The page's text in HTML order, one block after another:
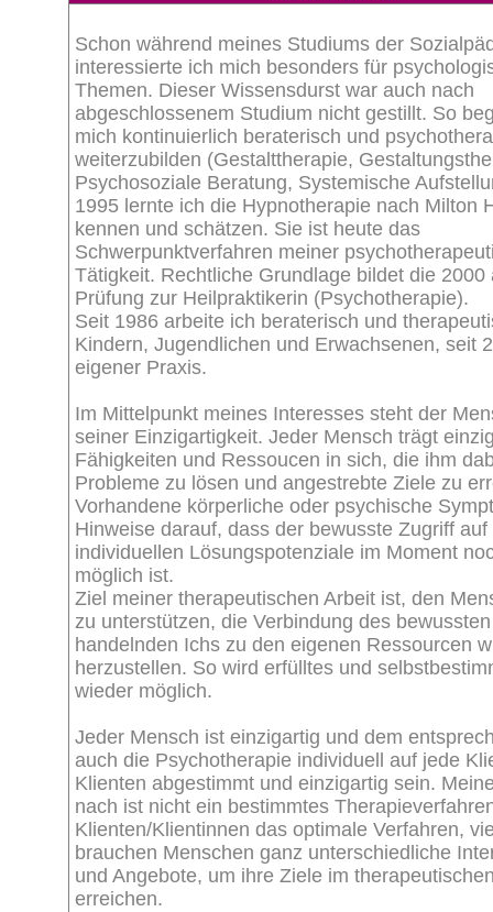
Schon während meines Studiums der
interessierte ich mich besonders für
Themen. Dieser Wissensdurst war auch nach
abgeschlossenem Studium nicht gestillt. So
mich kontinuierlich beraterisch und
weiterzubilden (Gestalttherapie,
Psychosoziale Beratung, Systemische
1995 lernte ich die Hypnotherapie nach Milton
kennen und schätzen. Sie ist heute das
Schwerpunktverfahren meiner
Tätigkeit. Rechtliche Grundlage bildet die 2000
Prüfung zur Heilpraktikerin (Psychotherapie).
Seit 1986 arbeite ich beraterisch und
Kindern, Jugendlichen und Erwachsenen, seit
eigener Praxis.
Im Mittelpunkt meines Interesses steht der
seiner Einzigartigkeit. Jeder Mensch trägt
Fähigkeiten und Ressoucen in sich, die ihm
Probleme zu lösen und angestrebte Ziele zu
Vorhandene körperliche oder psychische
Hinweise darauf, dass der bewusste Zugriff
individuellen Lösungspotenziale im Moment
möglich ist.
Ziel meiner therapeutischen Arbeit ist, den
zu unterstützen, die Verbindung des bewussten
handelnden Ichs zu den eigenen Ressourcen
herzustellen. So wird erfülltes und
wieder möglich.
Jeder Mensch ist einzigartig und dem
auch die Psychotherapie individuell auf jede
Klienten abgestimmt und einzigartig sein.
nach ist nicht ein bestimmtes
Klienten/Klientinnen das optimale Verfahren,
brauchen Menschen ganz unterschiedliche
und Angebote, um ihre Ziele im
erreichen.